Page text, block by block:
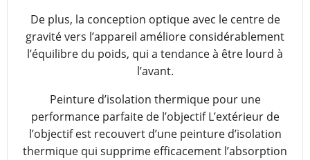
De plus, la conception optique avec le centre de
gravité vers l’appareil améliore considérablement
l’équilibre du poids, qui a tendance à être lourd à
l’avant.
Peinture d’isolation thermique pour une
performance parfaite de l’objectif L’extérieur de
l’objectif est recouvert d’une peinture d’isolation
thermique qui supprime efficacement l’absorption